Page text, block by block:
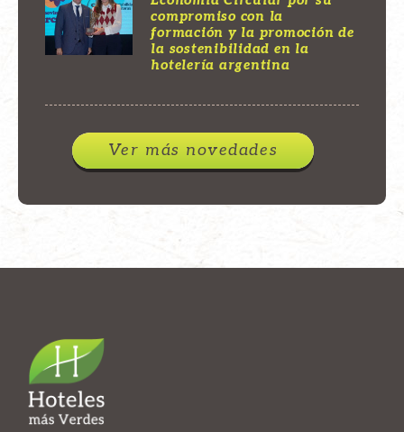
compromiso con la
formación y la promoción de
la sostenibilidad en la
hotelería argentina
Ver más novedades